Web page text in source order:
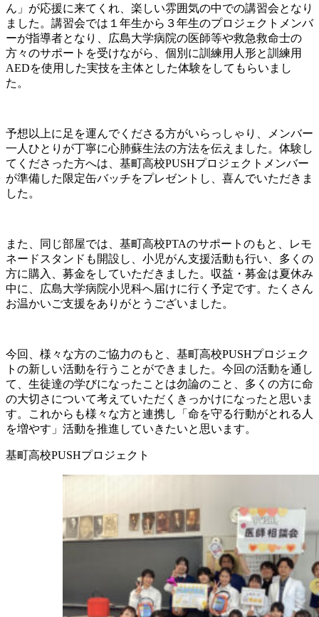
ん」が応援に来てくれ、楽しい雰囲気の中での講習会となり
ました。講習会では１年生から３年生のプロジェクトメンバ
ーが指導者となり、広島大学病院の医師等や救急救命士の
方々のサポートを受けながら、個別に訓練用人形と訓練用
AEDを使用した実技を主体とした体験をしてもらいまし
た。
予想以上に足を運んでくださる方がいらっしゃり、メンバー
一人ひとりが丁寧に心肺蘇生法の方法を伝えました。体験し
てくださった方へは、基町高校PUSHプロジェクトメンバー
が準備した限定缶バッチをプレゼントし、喜んでいただきま
した。
また、同じ部屋では、基町高校PTAのサポートのもと、レモ
ネードスタンドも開設し、小児がん支援活動も行い、多くの
方に購入、募金をしていただきました。収益・募金は夏休み
中に、広島大学病院小児科へ届けに行く予定です。たくさん
お温かいご支援をありがとうございました。
今回、様々な方のご協力のもと、基町高校PUSHプロジェク
トの新しい活動を行うことができました。今回の活動を通し
て、生徒達の学びになったことは勿論のこと、多くの方に命
の大切さについて考えていただくきっかけになったと思いま
す。これからも様々な方と連携し「命を守る行動がとれる人
を増やす」活動を推進していきたいと思います。
基町高校PUSHプロジェクト